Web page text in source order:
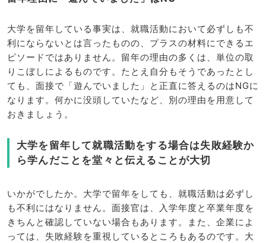
大学を留年している事実は、就職活動において必ずしも不
利にならないとは言ったものの、プラスの材料にできるエ
ピソードではありません。留年の理由の多くは、単位の取
りこぼしによるものです。たとえ自分もそうであったとし
ても、面接で「遊んでいました」と正直に答えるのはNGに
なります。何かに没頭していたなど、別の理由を用意して
おきましょう。
大学を留年して就職活動をする場合は失敗経験か
ら学んだことを堂々と伝えることが大切
いかがでしたか。大学で留年をしても、就職活動は必ずし
も不利にはなりません。面接官は、入学年度と卒業年度を
きちんと確認していない場合もあります。また、企業によ
っては、失敗経験を重視しているところもあるのです。大